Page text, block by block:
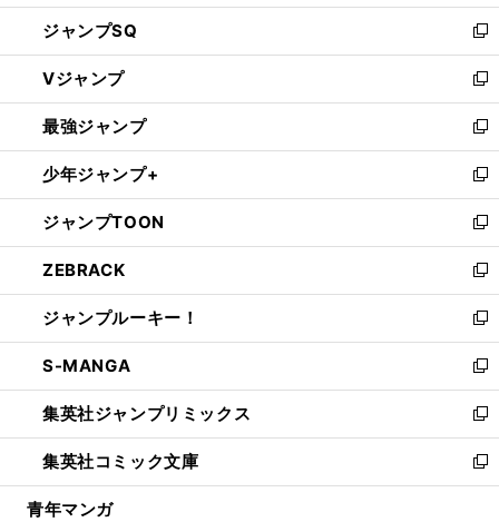
し
い
ウ
ィ
ン
ド
ウ
で
開
く
ジャンプSQ
新
し
い
ウ
ィ
ン
ド
ウ
で
開
く
Vジャンプ
新
し
い
ウ
ィ
ン
ド
ウ
で
開
く
最強ジャンプ
新
し
い
ウ
ィ
ン
ド
ウ
で
開
く
少年ジャンプ+
新
し
い
ウ
ィ
ン
ド
ウ
で
開
く
ジャンプTOON
新
し
い
ウ
ィ
ン
ド
ウ
で
開
く
ZEBRACK
新
し
い
ウ
ィ
ン
ド
ウ
で
開
ジャンプルーキー！
新
し
い
ウ
ィ
ン
ド
ウ
S-MANGA
新
し
い
ウ
ィ
ン
集英社ジャンプリミックス
新
し
い
ウ
集英社コミック文庫
新
し
青年マンガ